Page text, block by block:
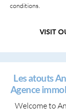
conditions.
Les atouts
Agence
Welcome to